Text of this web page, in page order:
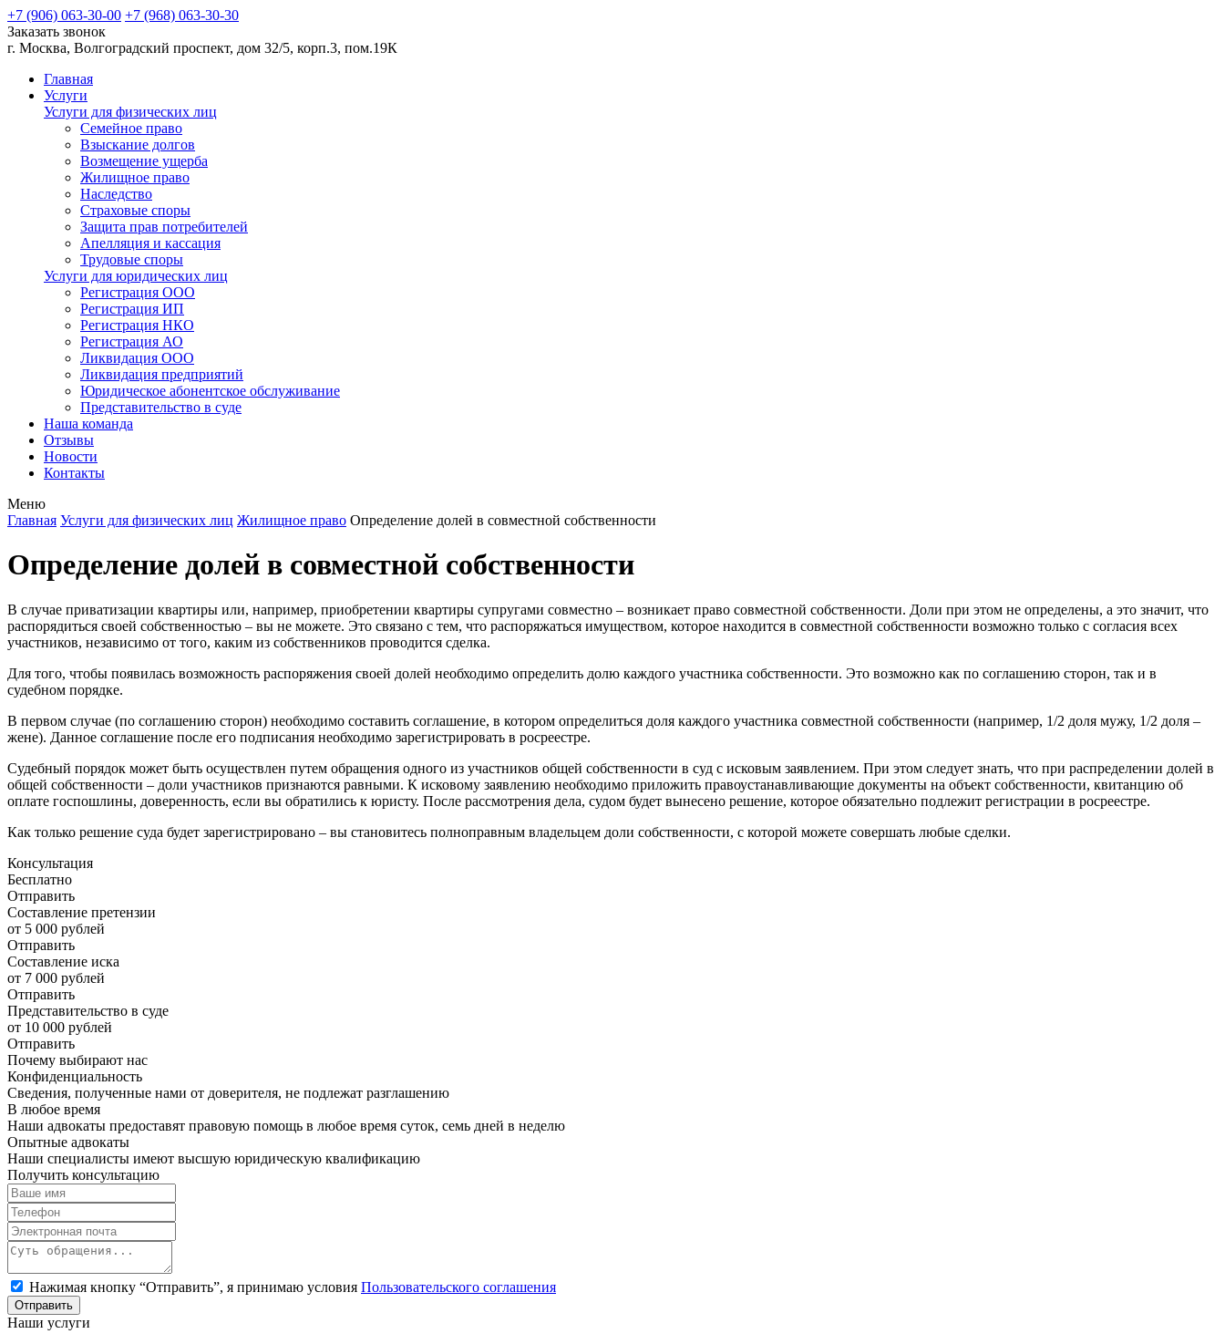
+7 (906) 063-30-00 +7 (968) 063-30-30
Заказать звонок
г. Москва, Волгоградский проспект, дом 32/5, корп.3, пом.19К
Главная
Услуги
Услуги для физических лиц
Семейное право
Взыскание долгов
Возмещение ущерба
Жилищное право
Наследство
Страховые споры
Защита прав потребителей
Апелляция и кассация
Трудовые споры
Услуги для юридических лиц
Регистрация ООО
Регистрация ИП
Регистрация НКО
Регистрация АО
Ликвидация ООО
Ликвидация предприятий
Юридическое абонентское обслуживание
Представительство в суде
Наша команда
Отзывы
Новости
Контакты
Меню
Главная Услуги для физических лиц Жилищное право Определение долей в совместной собственности
Определение долей в совместной собственности
В случае приватизации квартиры или, например, приобретении квартиры супругами совместно – возникает право совместной собственности. Доли при этом не определены, а это значит, что
распорядиться своей собственностью – вы не можете. Это связано с тем, что распоряжаться имуществом, которое находится в совместной собственности возможно только с согласия всех
участников, независимо от того, каким из собственников проводится сделка.
Для того, чтобы появилась возможность распоряжения своей долей необходимо определить долю каждого участника собственности. Это возможно как по соглашению сторон, так и в
судебном порядке.
В первом случае (по соглашению сторон) необходимо составить соглашение, в котором определиться доля каждого участника совместной собственности (например, 1/2 доля мужу, 1/2 доля –
жене). Данное соглашение после его подписания необходимо зарегистрировать в росреестре.
Судебный порядок может быть осуществлен путем обращения одного из участников общей собственности в суд с исковым заявлением. При этом следует знать, что при распределении долей в
общей собственности – доли участников признаются равными. К исковому заявлению необходимо приложить правоустанавливающие документы на объект собственности, квитанцию об
оплате госпошлины, доверенность, если вы обратились к юристу. После рассмотрения дела, судом будет вынесено решение, которое обязательно подлежит регистрации в росреестре.
Как только решение суда будет зарегистрировано – вы становитесь полноправным владельцем доли собственности, с которой можете совершать любые сделки.
Консультация
Бесплатно
Отправить
Составление претензии
от 5 000 рублей
Отправить
Составление иска
от 7 000 рублей
Отправить
Представительство в суде
от 10 000 рублей
Отправить
Почему выбирают нас
Конфиденциальность
Сведения, полученные нами от доверителя, не подлежат разглашению
В любое время
Наши адвокаты предоставят правовую помощь в любое время суток, семь дней в неделю
Опытные адвокаты
Наши специалисты имеют высшую юридическую квалификацию
Получить консультацию
Нажимая кнопку “Отправить”, я принимаю условия Пользовательского соглашения
Наши услуги